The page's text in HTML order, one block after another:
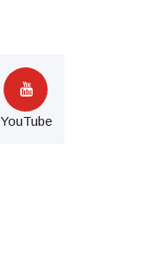
YouTube